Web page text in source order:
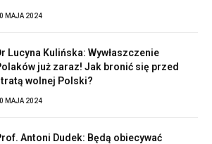
MAJA 2024
Lucyna Kulińska: Wywłaszczenie
już zaraz! Jak bronić się przed
wolnej Polski?
MAJA 2024
Antoni Dudek: Będą obiecywać